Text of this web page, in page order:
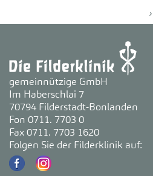
gemeinnützige GmbH
Im Haberschlai 7
70794 Filderstadt-Bonlanden
Fon 0711. 7703 0
Fax 0711. 7703 1620
Folgen Sie der Filderklinik auf: